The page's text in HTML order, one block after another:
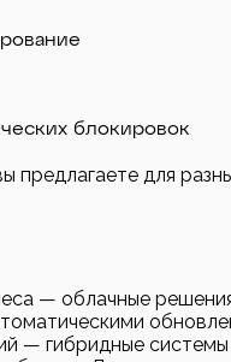
блокировок
предлагаете для
— облачные
— гибридные